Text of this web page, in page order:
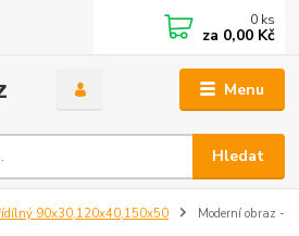
Menu
Hledat
0 ks
za 0,00 Kč
90x30,120x40,150x50
Moderní obraz -